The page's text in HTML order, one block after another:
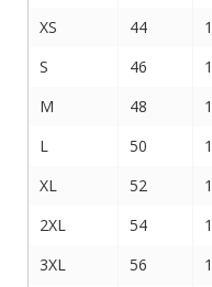
XS
44
S
46
M
48
L
50
XL
52
2XL
54
3XL
56